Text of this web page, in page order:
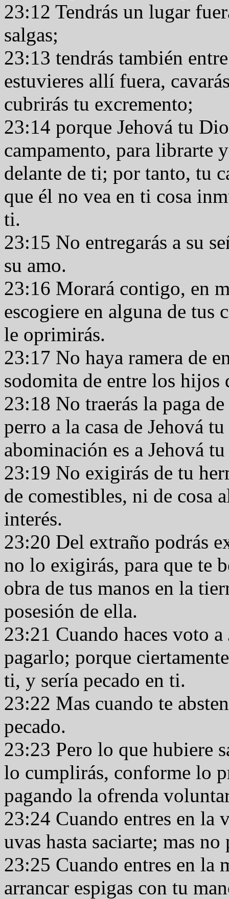
23:12 Tendrás un lugar
salgas;
23:13 tendrás también
estuvieres allí fuera,
cubrirás tu excremento;
23:14 porque Jehová tu
campamento, para librarte
delante de ti; por tanto, tu
que él no vea en ti cosa
ti.
23:15 No entregarás a su
su amo.
23:16 Morará contigo, en
escogiere en alguna de tus
le oprimirás.
23:17 No haya ramera de
sodomita de entre los hijos
23:18 No traerás la paga
perro a la casa de Jehová
abominación es a Jehová
23:19 No exigirás de tu
de comestibles, ni de cosa
interés.
23:20 Del extraño podrás
no lo exigirás, para que te
obra de tus manos en la
posesión de ella.
23:21 Cuando haces voto
pagarlo; porque
ti, y sería pecado en ti.
23:22 Mas cuando te
pecado.
23:23 Pero lo que hubiere
lo cumplirás, conforme lo
pagando la ofrenda
23:24 Cuando entres en la
uvas hasta saciarte; mas
23:25 Cuando entres en la
arrancar espigas con tu